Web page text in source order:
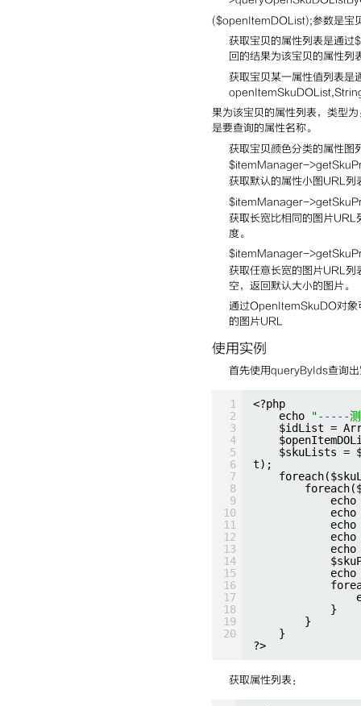
($openItemDOList);参数是宝
获取宝贝的属性列表是通
回的结果为该宝贝的属性
获取宝贝某一属性值列表
果为该宝贝的属性列表，类型
是要查询的属性名称。
获取宝贝颜色分类的属性图
$itemManager-
获取默认的属性小图URL
$itemManager-
获取长宽比相同的图片
度。
$itemManager-
获取任意长宽的图片URL
空，返回默认大小的图片。
通过OpenItemSkuDO对
的图片URL
使用实例
首先使用queryByIds查询
1
2
3
4
5
6
7
8
9
10
11
12
13
14
15
16
17
18
19
20
<?php
echo
"-----测
$idList =
$skuLists =
t);
}
}
}
?>
获取属性列表：